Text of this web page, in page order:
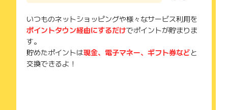
いつものネットショッピングや様々なサービス利用を
ポイントタウン経由にするだけでポイントが貯まりま
す。
貯めたポイントは現金、電子マネー、ギフト券などと
交換できるよ！